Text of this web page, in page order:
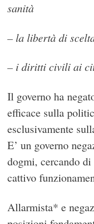
sanità
– la libertà di
– i diritti civili ai
Il governo ha
efficace sulla
esclusivamente
E’ un governo
dogmi, cercando
cattivo
Allarmista* e